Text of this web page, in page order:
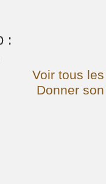
Voir tous
Donner